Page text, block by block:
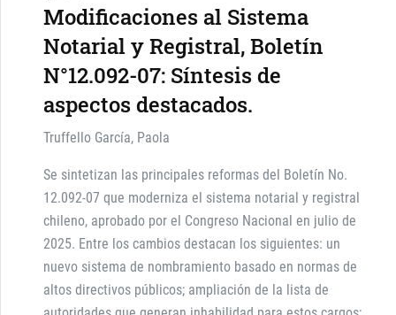
Modificaciones al Sistema
Notarial y Registral, Boletín
N°12.092-07: Síntesis de
aspectos destacados.
Truffello García, Paola
Se sintetizan las principales reformas del Boletín No.
12.092-07 que moderniza el sistema notarial y registral
chileno, aprobado por el Congreso Nacional en julio de
2025. Entre los cambios destacan los siguientes: un
nuevo sistema de nombramiento basado en normas de
altos directivos públicos; ampliación de la lista de